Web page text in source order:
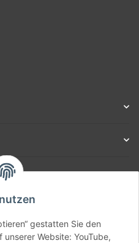
gestatten Sie den
Website: YouTube,
( B2B Shop )